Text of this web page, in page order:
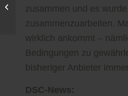
zusammen und es
zusammenzuarbeiten.
wirklich ankommt –
Bedingungen zu
bisheriger Anbieter
DSC-News:
Baubegleitung gewinnt